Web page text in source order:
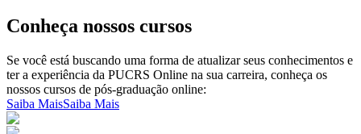
Conheça nossos cursos
Se você está buscando uma forma de atualizar seus conhecimentos e
ter a experiência da PUCRS Online na sua carreira, conheça os
nossos cursos de pós-graduação online:
Saiba MaisSaiba Mais